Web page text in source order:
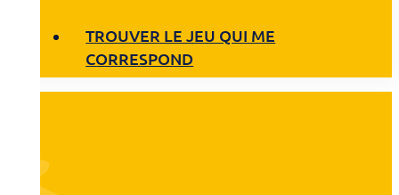
TROUVER LE JEU QUI ME
CORRESPOND